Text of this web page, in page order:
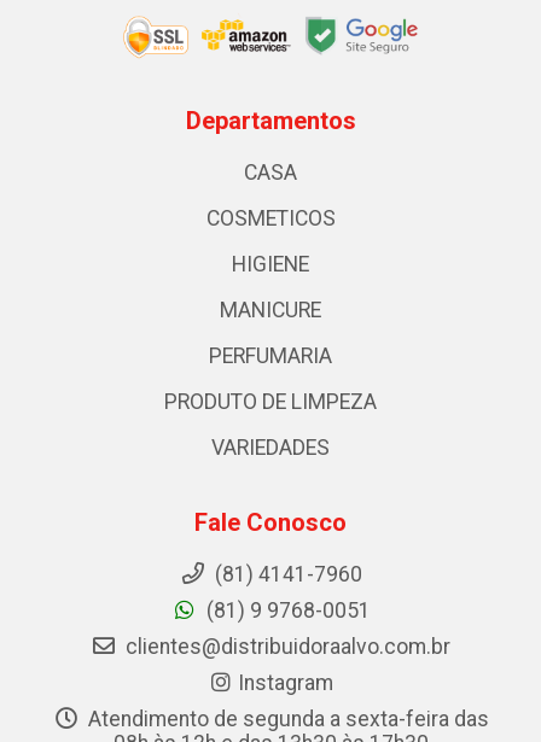
Departamentos
CASA
COSMETICOS
HIGIENE
MANICURE
PERFUMARIA
PRODUTO DE LIMPEZA
VARIEDADES
Fale Conosco
(81) 4141-7960
(81) 9 9768-0051
clientes@distribuidoraalvo.com.br
Instagram
Atendimento de segunda a sexta-feira das